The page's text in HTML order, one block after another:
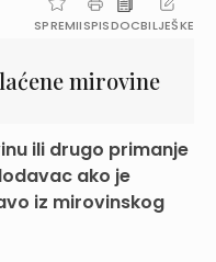
SPREMIISPISDOCBILJEŠKE
mirovine
ili drugo primanje
ako je
iz mirovinskog